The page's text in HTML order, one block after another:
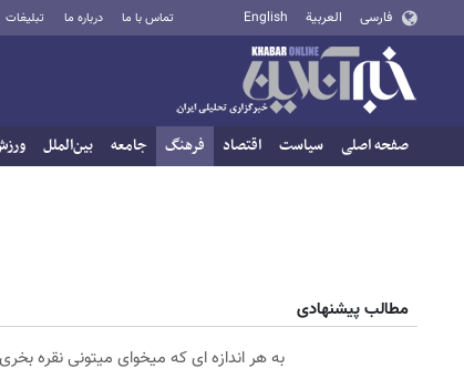
فارسی العربية English تماس با ما درباره ما تبلیغات
صفحه اصلی سیاست اقتصاد فرهنگ جامعه بین‌الملل
مطالب پیشنهادی
به هر اندازه ای که میخوای میتونی نقره